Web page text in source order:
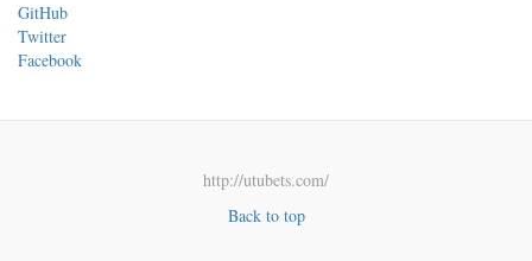
GitHub
Twitter
Facebook
http://utubets.com/
Back to top